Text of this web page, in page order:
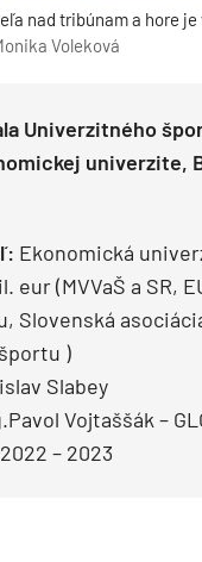
nad tribúnam a hore je
Voleková
Univerzitného
univerzite,
Ekonomická
eur (MVVaŠ a SR,
Slovenská
)
Slabey
Vojtaššák –
– 2023